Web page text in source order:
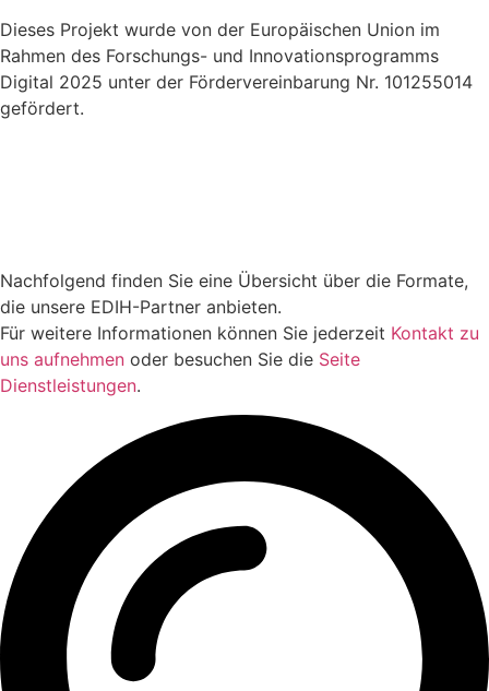
Dieses Projekt wurde von der Europäischen Union im
Rahmen des Forschungs- und Innovationsprogramms
Digital 2025 unter der Fördervereinbarung Nr. 101255014
gefördert.
Nachfolgend finden Sie eine Übersicht über die Formate,
die unsere EDIH-Partner anbieten.
Für weitere Informationen können Sie jederzeit Kontakt zu
uns aufnehmen oder besuchen Sie die Seite
Dienstleistungen.